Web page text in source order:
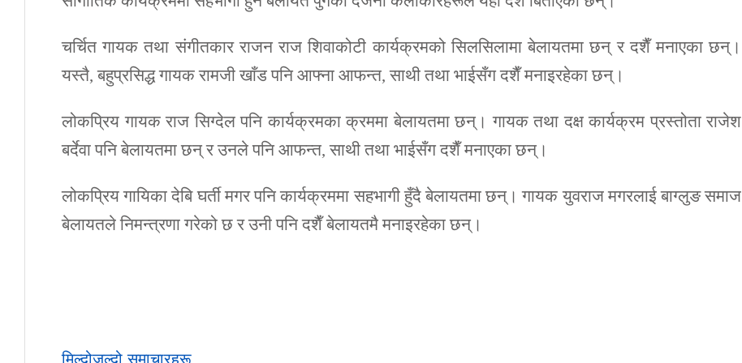
चर्चित गायक तथा संगीतकार राजन राज शिवाकोटी कार्यक्रमको सिलसिलामा बेलायतमा छन् र दशैँ मनाएका छन्।
यस्तै, बहुप्रसिद्ध गायक रामजी खाँड पनि आफ्ना आफन्त, साथी तथा भाईसँग दशैँ मनाइरहेका छन्।
लोकप्रिय गायक राज सिग्देल पनि कार्यक्रमका क्रममा बेलायतमा छन्। गायक तथा दक्ष कार्यक्रम प्रस्तोता राजेश
बर्देवा पनि बेलायतमा छन् र उनले पनि आफन्त, साथी तथा भाईसँग दशैँ मनाएका छन्।
लोकप्रिय गायिका देबि घर्ती मगर पनि कार्यक्रममा सहभागी हुँदै बेलायतमा छन्। गायक युवराज मगरलाई बाग्लुङ समाज
बेलायतले निमन्त्रणा गरेको छ र उनी पनि दशैँ बेलायतमै मनाइरहेका छन्।
मिल्दोजुल्दो समाचारहरू